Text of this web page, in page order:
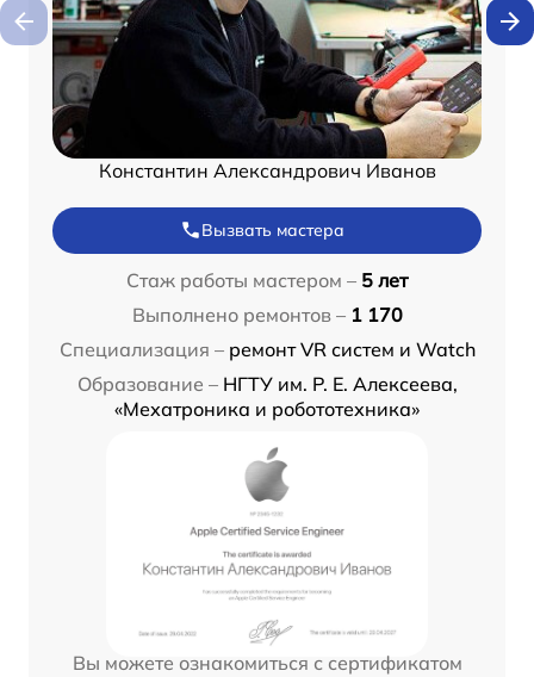
Константин Александрович Иванов
Вызвать мастера
Стаж работы мастером – 5 лет
Выполнено ремонтов – 1 170
Специализация – ремонт VR систем и Watch
Образование – НГТУ им. Р. Е. Алексеева,
«Мехатроника и робототехника»
Вы можете ознакомиться с сертификатом